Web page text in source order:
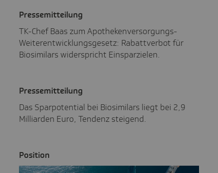
Pres­se­mit­tei­lung
TK-Chef Baas zum Apothekenversorgungs-
Weiterentwicklungsgesetz: Rabattverbot für
Biosimilars widerspricht Einsparzielen.
Pres­se­mit­tei­lung
Das Sparpotential bei Biosimilars liegt bei 2,9
Milliarden Euro, Tendenz steigend.
Posi­tion